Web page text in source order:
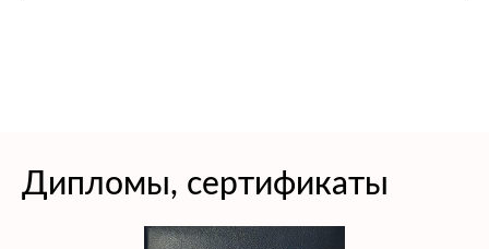
Дипломы, сертификаты